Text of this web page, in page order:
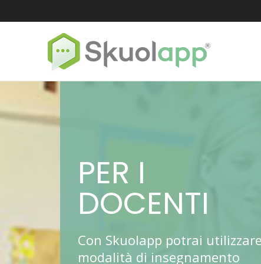
PER I
DOCENTI
Con Skuolapp potrai utilizzare
modalità di insegnamento